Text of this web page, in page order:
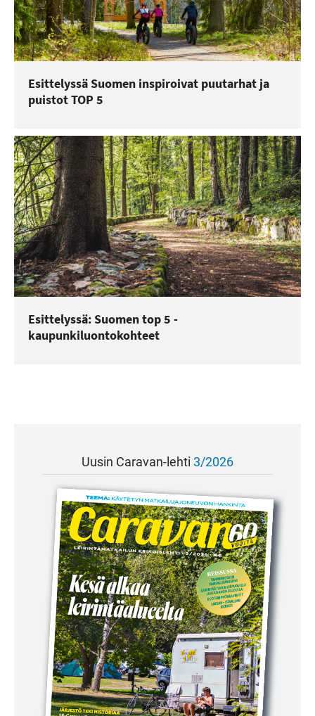
Esittelyssä Suomen inspiroivat puutarhat ja
puistot TOP 5
Esittelyssä: Suomen top 5 -
kaupunkiluontokohteet
Uusin Caravan-lehti 3/2026